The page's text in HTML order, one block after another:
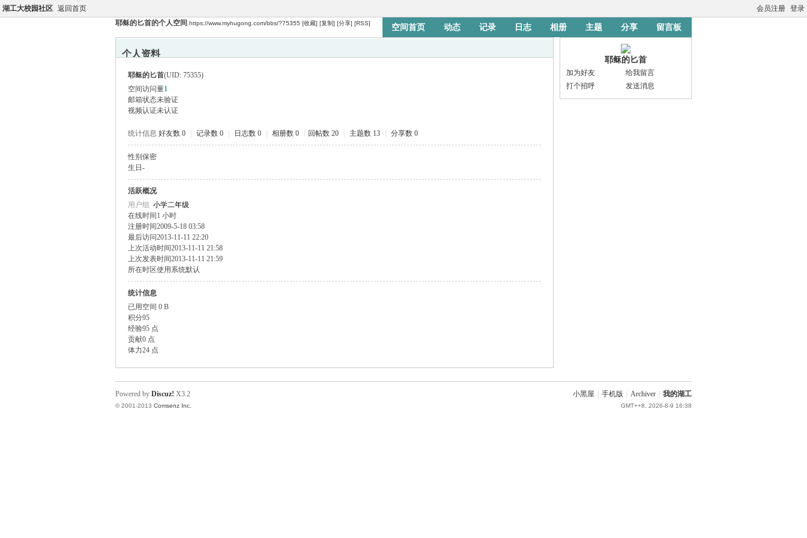
会员注册 登录
湖工大校园社区 返回首页
耶稣的匕首的个人空间 https://www.myhugong.com/bbs/?75355 [收藏] [复制] [分享] [RSS] 空间首页 动态 记录 日志 相册 主题 分享 留言板
个人资料
耶稣的匕首(UID: 75355)
空间访问量1
邮箱状态未验证
视频认证未认证
统计信息 好友数 0 记录数 0 日志数 0 相册数 0 回帖数 20 主题数 13 分享数 0
性别 保密
生日 -
活跃概况
用户组 小学二年级
在线时间 1 小时
注册时间2009-5-18 03:58
最后访问2013-11-11 22:20
上次活动时间2013-11-11 21:58
上次发表时间2013-11-11 21:59
所在时区使用系统默认
统计信息
已用空间 0 B
积分95
经验95 点
贡献0 点
体力24 点
耶稣的匕首
加为好友
给我留言
打个招呼
发送消息
小黑屋 手机版 Archiver 我的湖工
GMT++8, 2026-8-9 16:38
Powered by Discuz! X3.2
© 2001-2013 Comsenz Inc.